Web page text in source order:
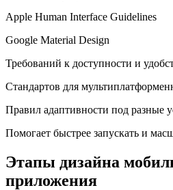
Apple Human Interface Guidelines
Google Material Design
Требований к доступности и
Стандартов для
Правил адаптивности под разные
Помогает быстрее запускать и
Этапы дизайна
приложения